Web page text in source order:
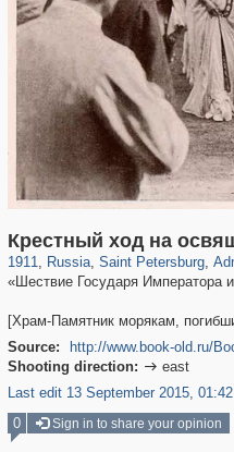
Крестный ход на
1911, Russia
1,405,779 29,243
, Saint Petersburg
197,057 5,709
,
«Шествие Государя Императора
[Храм-Памятник морякам,
Source:
http://www.book-old.ru/
Shooting direction:  east
Last edit 13 September 2015, 01:42
0 Sign in to share your opinion